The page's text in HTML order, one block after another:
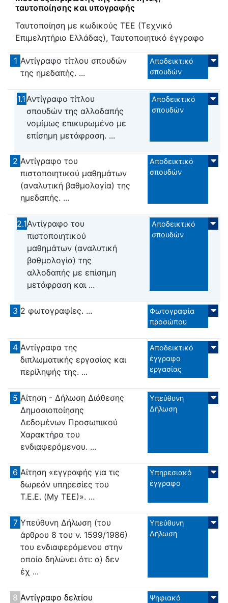
ταυτοποίησης και υπογραφής
Ταυτοποίηση με κωδικούς ΤΕΕ (Τεχνικό
Επιμελητήριο Ελλάδας), Ταυτοποιητικό έγγραφο
1 Αντίγραφο τίτλου σπουδών
της ημεδαπής. ...
Αποδεικτικό
σπουδών
1.1 Αντίγραφο τίτλου
σπουδών της αλλοδαπής
νομίμως επικυρωμένο με
επίσημη μετάφραση. ...
Αποδεικτικό
σπουδών
2 Αντίγραφο του
πιστοποιητικού μαθημάτων
(αναλυτική βαθμολογία) της
ημεδαπής. ...
Αποδεικτικό
σπουδών
2.1Αντίγραφο του
πιστοποιητικού
μαθημάτων (αναλυτική
βαθμολογία) της
αλλοδαπής με επίσημη
μετάφραση και ...
Αποδεικτικό
σπουδών
3 2 φωτογραφίες. ...
Φωτογραφία
προσώπου
4 Αντίγραφα της
διπλωματικής εργασίας και
περίληψής της. ...
Αποδεικτικό
έγγραφο
εργασίας
5 Αίτηση - Δήλωση Διάθεσης
Δημοσιοποίησης
Δεδομένων Προσωπικού
Χαρακτήρα του
ενδιαφερόμενου. ...
Υπεύθυνη
Δήλωση
6 Αίτηση «εγγραφής για τις
δωρεάν υπηρεσίες του
Τ.Ε.Ε. (My ΤΕΕ)». ...
Υπηρεσιακό
έγγραφο
7 Υπεύθυνη Δήλωση (του
άρθρου 8 του ν. 1599/1986)
του ενδιαφερόμενου στην
οποία δηλώνει ότι: α) δεν
έχ ...
Υπεύθυνη
Δήλωση
8 Αντίγραφο δελτίου
Ψηφιακό